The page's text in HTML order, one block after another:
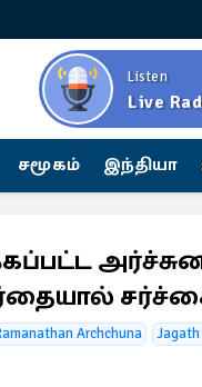
Listen
Live
சமூகம் இந்தியா
Archchuna
Jagath